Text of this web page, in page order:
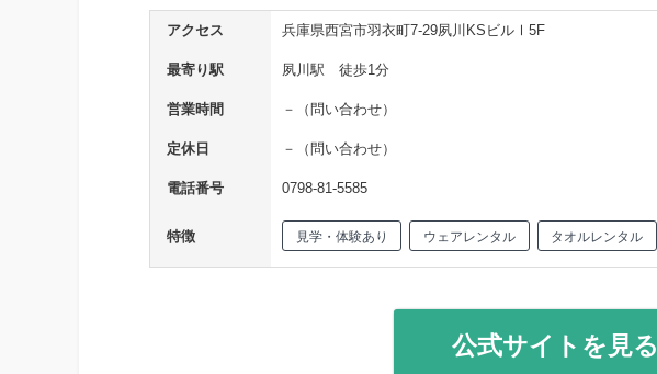
アクセス 兵庫県西宮市羽衣町7-29夙川KSビルⅠ5F
最寄り駅 夙川駅 徒歩1分
営業時間 －（問い合わせ）
定休日 －（問い合わせ）
電話番号 0798-81-5585
特徴 見学・体験あり ウェアレンタル タオルレンタル
公式サイトを見る